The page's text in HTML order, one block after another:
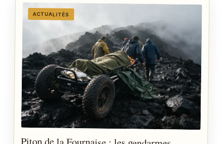
ACTUALITÉS